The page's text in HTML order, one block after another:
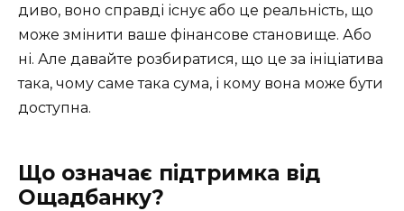
диво, воно справді існує або це реальність, що
може змінити ваше фінансове становище. Або
ні. Але давайте розбиратися, що це за ініціатива
така, чому саме така сума, і кому вона може бути
доступна.
Що означає підтримка від
Ощадбанку?